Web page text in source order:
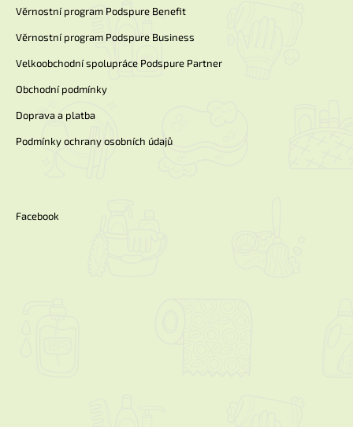
Věrnostní program Podspure Benefit
Věrnostní program Podspure Business
Velkoobchodní spolupráce Podspure Partner
Obchodní podmínky
Doprava a platba
Podmínky ochrany osobních údajů
Facebook